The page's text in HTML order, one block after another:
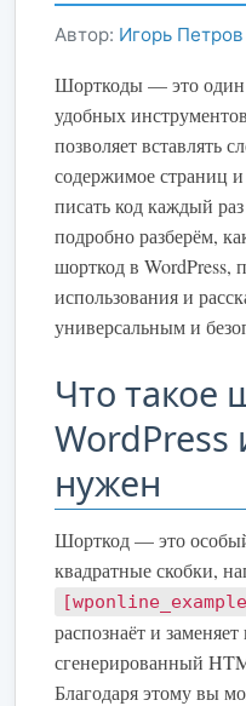
Автор: Игорь Петров
Шорткоды — это
удобных
позволяет вставлять
содержимое страниц
писать код каждый
подробно разберём,
шорткод в WordPress,
использования и
универсальным и
Что такое
WordPress
нужен
Шорткод — это
квадратные скобки,
распознаёт и
сгенерированный
Благодаря этому вы